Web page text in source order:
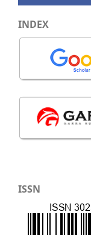
INDEX
ISSN